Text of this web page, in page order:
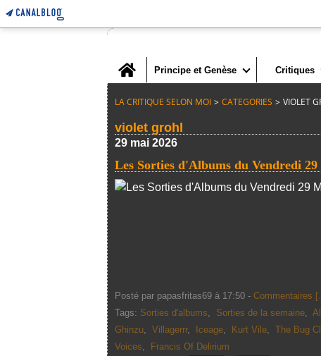
Home
Principe et Genèse Critiques
LA CRITIQUE SELON MOI > CATEGORIES > VIOLET
violet grohl
29 mai 2026
Les Sorties d'Albums du Vendredi 29
Posté par papasfritas69 à 17:50 - Commentaires [
Tags: Sorties d'albums, Sorties de la semaine,
Ghinzu, Villagerrr, Iceage, Kurt Vile, The Bug
Voices, Francis Of Delirium